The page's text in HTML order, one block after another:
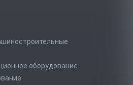
оборудование